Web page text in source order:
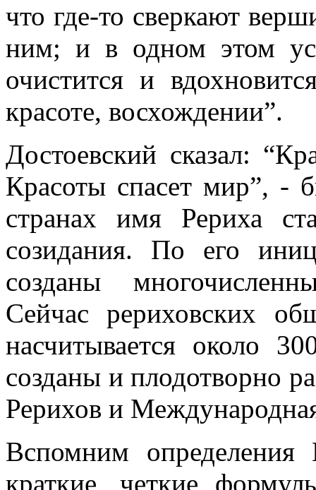
что где-то сверкают
ним; и в одном этом
очистится и
красоте, восхождении”.
Достоевский сказал:
Красоты спасет мир”, -
странах имя Рериха
созидания. По его
созданы
Сейчас рериховских
насчитывается около
созданы и плодотворно
Рерихов и
Вспомним
краткие, четкие